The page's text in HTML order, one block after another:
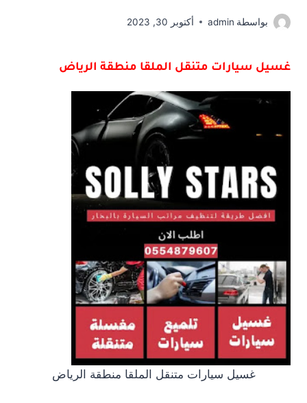
بواسطة admin أكتوبر 30, 2023
غسيل سيارات متنقل الملقا منطقة الرياض
غسيل سيارات متنقل الملقا منطقة الرياض